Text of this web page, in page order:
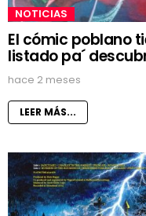
NOTICIAS
El cómic poblano
listado pa´
hace 2 meses
LEER MÁS...